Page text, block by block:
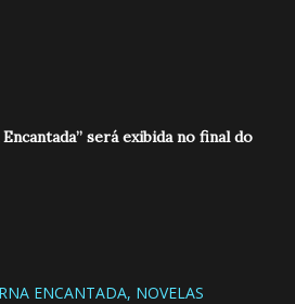
será exibida no final do
ENCANTADA NOVELAS